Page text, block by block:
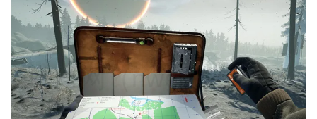
映维网（nweon.com）